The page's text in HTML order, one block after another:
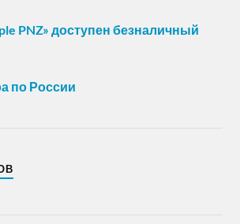
PNZ» доступен безналичный
по России